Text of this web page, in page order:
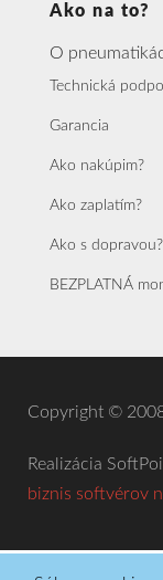
Ako na to?
O
Technická
Garancia
Ako nakúpim?
Ako zaplatím?
Ako s dopravou?
BEZPLATNÁ
Copyright ©
Realizácia
biznis softvérov